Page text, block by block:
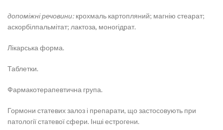
допоміжні речовини: крохмаль картопляний; магнію стеарат;
аскорбілпальмітат; лактоза, моногідрат.
Лікарська форма.
Таблетки.
Фармакотерапевтична група.
Гормони статевих залоз і препарати, що застосовують при
патології статевої сфери. Інші естрогени.